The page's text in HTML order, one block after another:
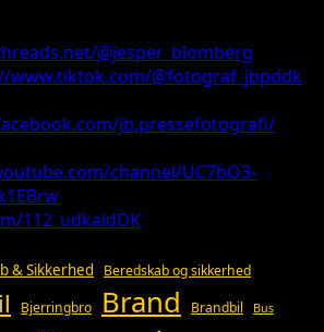
@jesper_blomberg
www.tiktok.com/@fotograf_jbpddk
jb.pressefotografi/
channel/UC7bO3-
112_udkaldDK
& Sikkerhed Beredskab og sikkerhed
Bjerringbro Brand Brandbil Bus